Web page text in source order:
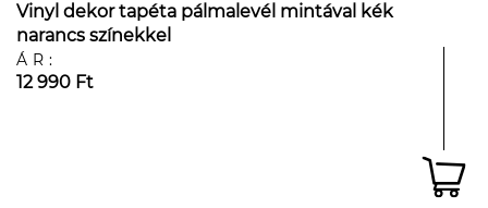
Vinyl dekor tapéta pálmalevél mintával kék
narancs színekkel
ÁR:
12 990 Ft